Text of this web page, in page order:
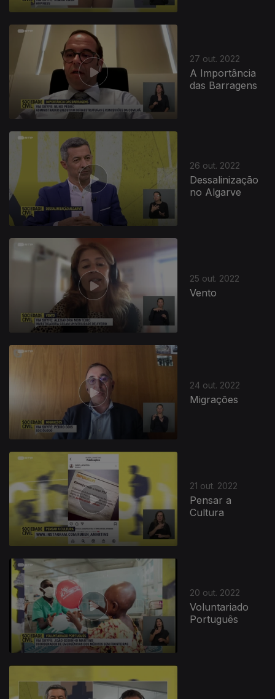
27 out. 2022
A Importância
das Barragens
26 out. 2022
Dessalinização
no Algarve
25 out. 2022
Vento
24 out. 2022
Migrações
21 out. 2022
Pensar a
Cultura
20 out. 2022
Voluntariado
Português